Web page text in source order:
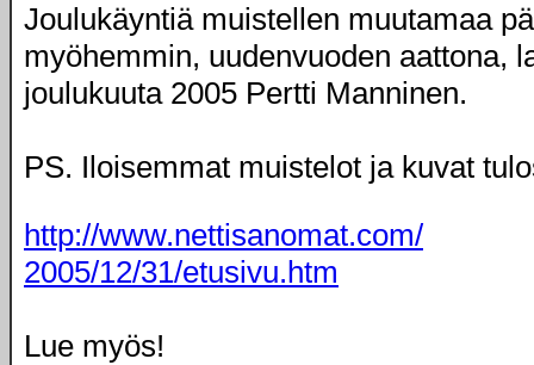
Joulukäyntiä muistellen muutamaa
myöhemmin, uudenvuoden aattona,
joulukuuta 2005 Pertti Manninen.
PS. Iloisemmat muistelot ja kuvat
http://www.nettisanomat.com/
2005/12/31/etusivu.htm
Lue myös!